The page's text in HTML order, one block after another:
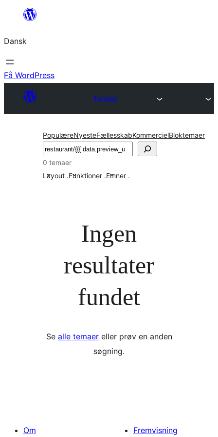
Spring
indhold
Dansk
Få WordPress
Temaer
PopulæreNyesteFællesskabKommercielBloktemaer
Søg
0 temaer
Layout .Funktioner .Emner .
Ingen
resultater
fundet
Se alle temaereller prøv en anden
søgning.
Om
Fremvisning